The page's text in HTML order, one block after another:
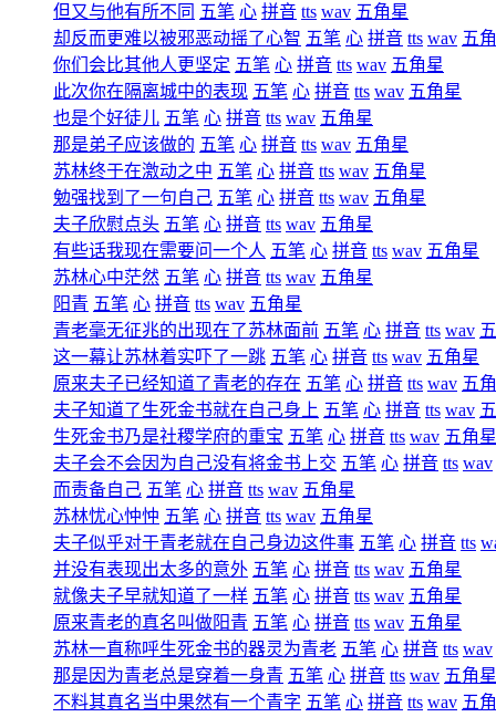
但又与他有所不同 五笔 心 拼音 tts wav 五角星
却反而更难以被邪恶动摇了心智 五笔 心 拼音 tts wav 五
你们会比其他人更坚定 五笔 心 拼音 tts wav 五角星
此次你在隔离城中的表现 五笔 心 拼音 tts wav 五角星
也是个好徒儿 五笔 心 拼音 tts wav 五角星
那是弟子应该做的 五笔 心 拼音 tts wav 五角星
苏林终于在激动之中 五笔 心 拼音 tts wav 五角星
勉强找到了一句自己 五笔 心 拼音 tts wav 五角星
夫子欣慰点头 五笔 心 拼音 tts wav 五角星
有些话我现在需要问一个人 五笔 心 拼音 tts wav 五角星
苏林心中茫然 五笔 心 拼音 tts wav 五角星
阳青 五笔 心 拼音 tts wav 五角星
青老毫无征兆的出现在了苏林面前 五笔 心 拼音 tts wav
这一幕让苏林着实吓了一跳 五笔 心 拼音 tts wav 五角星
原来夫子已经知道了青老的存在 五笔 心 拼音 tts wav 五
夫子知道了生死金书就在自己身上 五笔 心 拼音 tts wav
生死金书乃是社稷学府的重宝 五笔 心 拼音 tts wav 五角星
夫子会不会因为自己没有将金书上交 五笔 心 拼音 tts wav
而责备自己 五笔 心 拼音 tts wav 五角星
苏林忧心忡忡 五笔 心 拼音 tts wav 五角星
夫子似乎对于青老就在自己身边这件事 五笔 心 拼音 tts
并没有表现出太多的意外 五笔 心 拼音 tts wav 五角星
就像夫子早就知道了一样 五笔 心 拼音 tts wav 五角星
原来青老的真名叫做阳青 五笔 心 拼音 tts wav 五角星
苏林一直称呼生死金书的器灵为青老 五笔 心 拼音 tts wav
那是因为青老总是穿着一身青 五笔 心 拼音 tts wav 五角星
不料其真名当中果然有一个青字 五笔 心 拼音 tts wav 五